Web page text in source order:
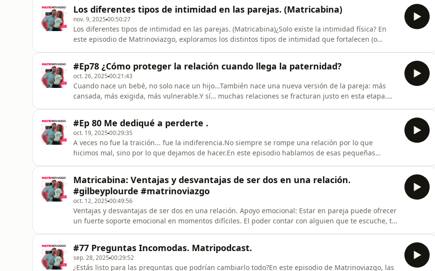
y salir de los momentos difíci
Los diferentes tipos de intimidad en las parejas. (Matricabina)
nov. 9, 2025 00:50:27
Los diferentes tipos de intimidad en las parejas. (Matricabina)¿Solo existe la intimidad física? En
este episodio de Matrinoviazgo, exploramos los distintos tipos de intimidad que fortalecen (o
intimidad
#Ep78 ¿Cómo proteger la relación cuando llega la paternidad?
oct. 26, 2025 00:21:43
Cuando nace un bebé, no solo nace un hijo…También nace una nueva versión de la pareja: más
cansada, más exigida, más vulnerable.Y sí… muchas relaciones se fracturan justo en esta etapa.
impacto del cansancio, el miedo y los ca
#Ep 80 Me dediqué a perderte .
oct. 19, 2025 00:29:35
A veces no fue la traición... fue la indiferencia.No siempre se rompe una relación por lo que
hicimos mal, sino por lo que dejamos de hacer.En este episodio hablamos de esas pequeñas
una oportunidad de restaurar.Si sie
Matricabina: Ventajas y desvantajas de ser dos en una relación.
#gilbeyplourde #matrinoviazgo
oct. 12, 2025 00:49:56
Ventajas y desvantajas de ser dos en una relación. Apoyo emocional: Estar en pareja puede ofrecer
un fuerte soporte emocional en momentos difíciles. El poder contar con alguien que te escuche, te
enriquecers
#77 Preguntas Incomodas. Matripodcast.
sep. 28, 2025 00:29:52
¿Estás listo para las preguntas que podrían cambiarlo todo?En este episodio de Matrinoviazgo, las